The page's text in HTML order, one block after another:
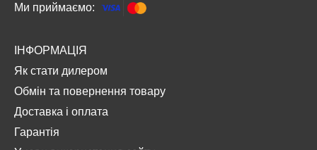
Ми приймаємо:
ІНФОРМАЦІЯ
Як стати дилером
Обмін та повернення товару
Доставка і оплата
Гарантія